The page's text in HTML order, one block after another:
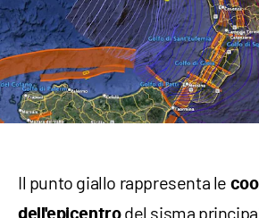
Il punto giallo rappresenta le
dell'epicentrodel sisma